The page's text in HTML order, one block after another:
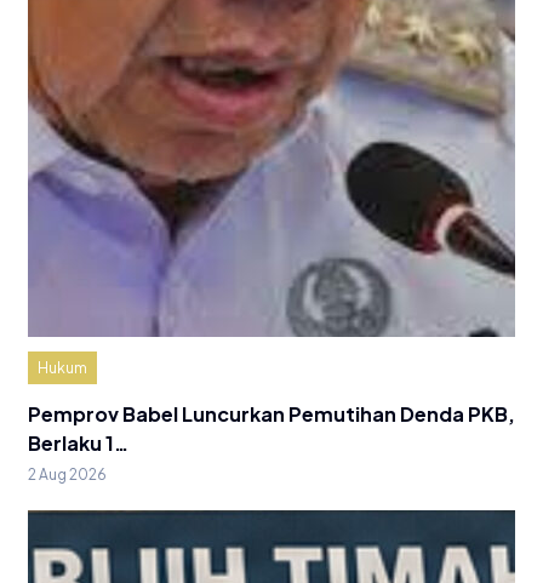
Hukum
Pemprov Babel Luncurkan Pemutihan Denda PKB,
Berlaku 1…
2 Aug 2026